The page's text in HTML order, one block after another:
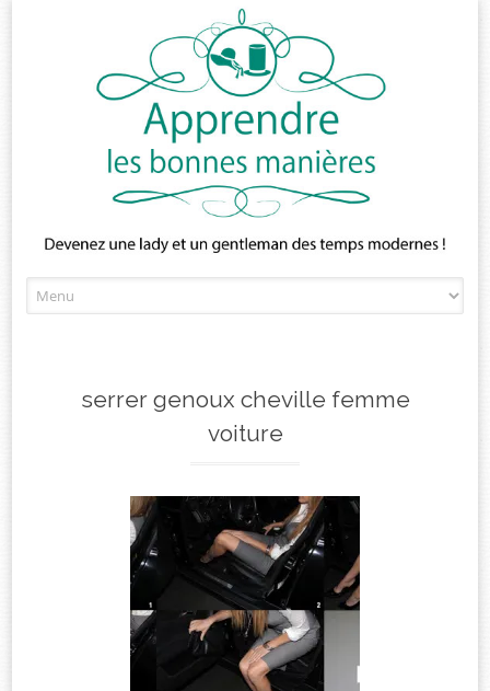
to
serrer genoux cheville femme
voiture